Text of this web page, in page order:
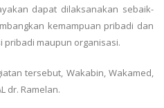
dapat dilaksanakan sebaik-
kemampuan pribadi dan
pribadi maupun organisasi.
tersebut, Wakabin, Wakamed,
dr. Ramelan.